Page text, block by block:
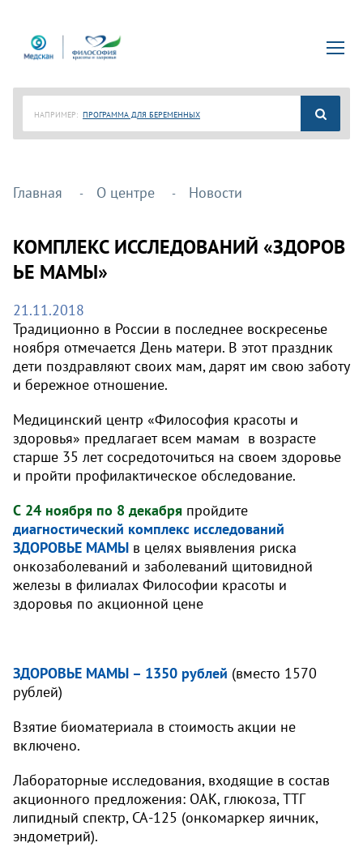
НАПРИМЕР: ПРОГРАММА ДЛЯ БЕРЕМЕННЫХ
Главная О центре Новости
КОМПЛЕКС ИССЛЕДОВАНИЙ «ЗДОРОВ
ЬЕ МАМЫ»
21.11.2018
Традиционно в России в последнее воскресенье
ноября отмечается День матери. В этот праздник
дети поздравляют своих мам, дарят им свою заботу
и бережное отношение.
Медицинский центр «Философия красоты и
здоровья» предлагает всем мамам в возрасте
старше 35 лет сосредоточиться на своем здоровье
и пройти профилактическое обследование.
С 24 ноября по 8 декабря пройдите
диагностический комплекс исследований
ЗДОРОВЬЕ МАМЫ в целях выявления риска
онкозаболеваний и заболеваний щитовидной
железы в филиалах Философии красоты и
здоровья по акционной цене
ЗДОРОВЬЕ МАМЫ – 1350 рублей (вместо 1570
рублей)
Взятие биоматериала в стоимость акции не
включено.
Лабораторные исследования, входящие в состав
акционного предложения: ОАК, глюкоза, ТТГ
липидный спектр, СА-125 (онкомаркер яичник,
эндометрий).